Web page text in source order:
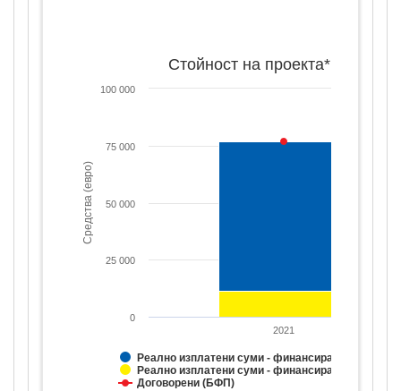
Средства (евро)
Стойност на проекта*
Реално изплатени суми - финансиране от ЕС
Реално изплатени суми - финансиране от НФ
Договорени (БФП)
2021
0
25 000
50 000
75 000
100 000